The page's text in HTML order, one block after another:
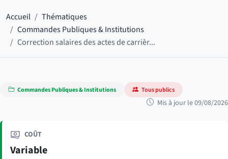
Accueil
Thématiques
Commandes Publiques & Institutions
Correction salaires des actes de carrièr...
Commandes Publiques & Institutions Tous publics
Mis à jour le 09/08/2026
COÛT
Variable